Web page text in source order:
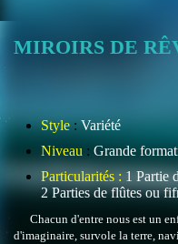
MIROIRS DE
Style : Variété
Niveau : Grande
Particularités : 1 Partie
2 Parties de flûtes ou
Chacun d'entre nous est un
d'imaginaire, survole la terre,